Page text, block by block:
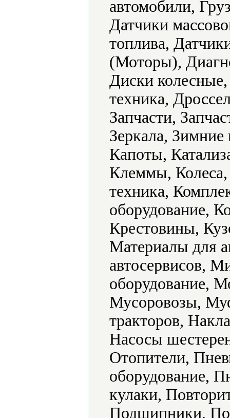
автомобили,
Датчики
топлива,
(Моторы),
Диски
техника,
Запчасти,
Зеркала,
Капоты,
Клеммы,
техника,
оборудование,
Крестовины,
Материалы для
автосервисов,
оборудование,
Мусоровозы,
тракторов,
Насосы
Отопители,
оборудование,
кулаки,
Подшипники,